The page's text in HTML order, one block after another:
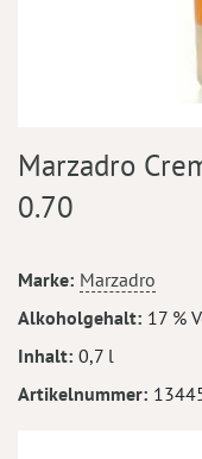
Anfang
der
Bildergalerie
Marzadro
0.70
Mehr
Informationen
Marke Marzadro
Alkoholgehalt 17 %
Inhalt 0,7 l
Artikelnummer